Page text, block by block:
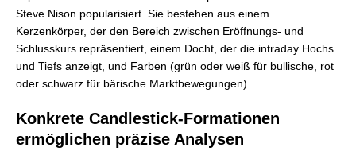
Steve Nison popularisiert. Sie bestehen aus einem
Kerzenkörper, der den Bereich zwischen Eröffnungs- und
Schlusskurs repräsentiert, einem Docht, der die intraday Hochs
und Tiefs anzeigt, und Farben (grün oder weiß für bullische, rot
oder schwarz für bärische Marktbewegungen).
Konkrete Candlestick-Formationen
ermöglichen präzise Analysen